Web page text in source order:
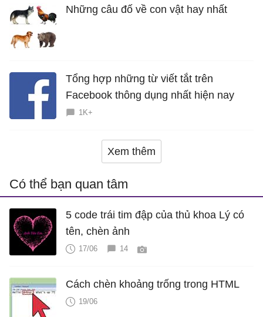
Những câu đố về con vật hay nhất
Tổng hợp những từ viết tắt trên
Facebook thông dụng nhất hiện nay
1K+
Xem thêm
Có thể bạn quan tâm
5 code trái tim đập của thủ khoa Lý có
tên, chèn ảnh
17/06 14
Cách chèn khoảng trống trong HTML
19/06